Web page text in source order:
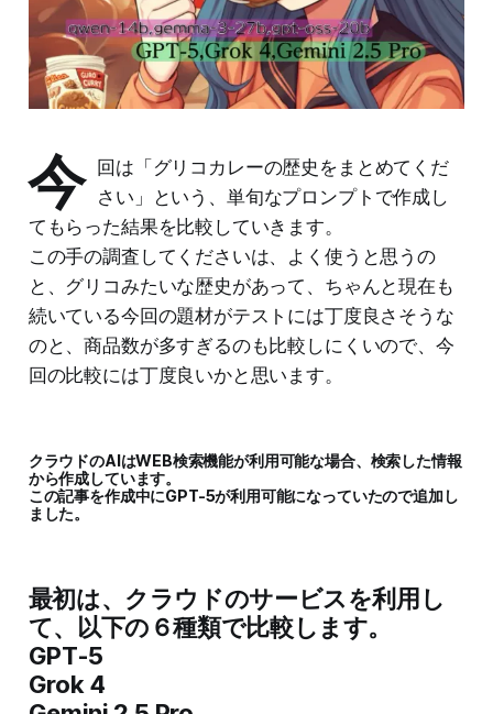
今 回は「グリコカレーの歴史をまとめてくだ
さい」という、単旬なプロンプトで作成し
てもらった結果を比較していきます。
この手の調査してくださいは、よく使うと思うの
と、グリコみたいな歴史があって、ちゃんと現在も
続いている今回の題材がテストには丁度良さそうな
のと、商品数が多すぎるのも比較しにくいので、今
回の比較には丁度良いかと思います。
クラウドのAIはWEB検索機能が利用可能な場合、検索した情報
から作成しています。
この記事を作成中にGPT-5が利用可能になっていたので追加し
ました。
最初は、クラウドのサービスを利用し
て、以下の６種類で比較します。
GPT-5
Grok 4